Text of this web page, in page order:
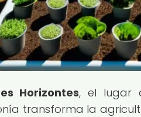
Horizontes, el lugar
transforma la